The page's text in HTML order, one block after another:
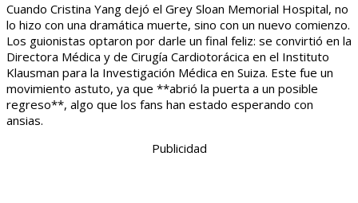
Cuando Cristina Yang dejó el Grey Sloan Memorial Hospital, no
lo hizo con una dramática muerte, sino con un nuevo comienzo.
Los guionistas optaron por darle un final feliz: se convirtió en la
Directora Médica y de Cirugía Cardiotorácica en el Instituto
Klausman para la Investigación Médica en Suiza. Este fue un
movimiento astuto, ya que **abrió la puerta a un posible
regreso**, algo que los fans han estado esperando con
ansias.
Publicidad